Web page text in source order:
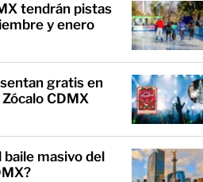
tendrán pistas
y enero
gratis en
CDMX
baile masivo del